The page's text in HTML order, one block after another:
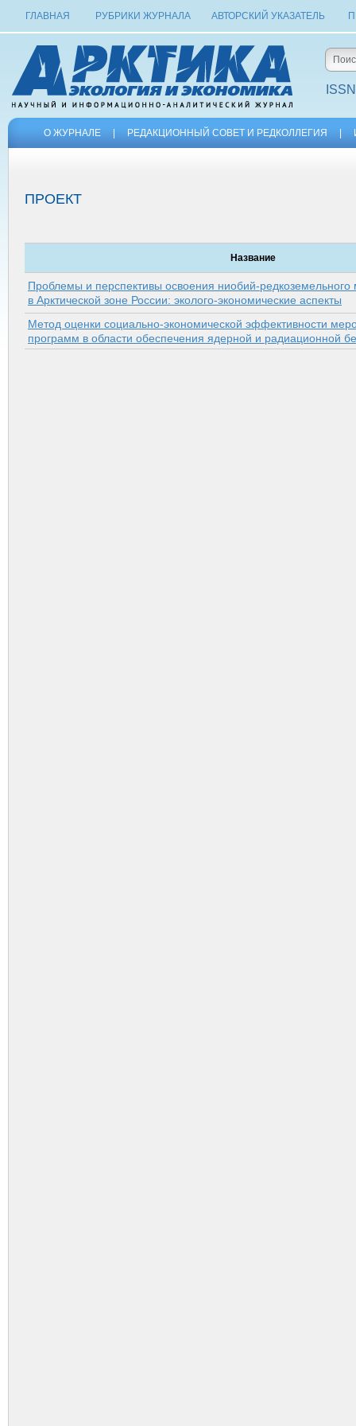
ГЛАВНАЯ РУБРИКИ ЖУРНАЛА АВТОРСКИЙ УКАЗАТЕЛЬ
О ЖУРНАЛЕ РЕДАКЦИОННЫЙ СОВЕТ И РЕДКОЛЛЕГИЯ
ПРОЕКТ
Название
Проблемы и перспективы освоения ниобий-
в Арк­тической зоне России: эколого-экономические аспекты
Метод оценки социально-экономической эффективности
программ в области обеспечения ядерной и радиационной